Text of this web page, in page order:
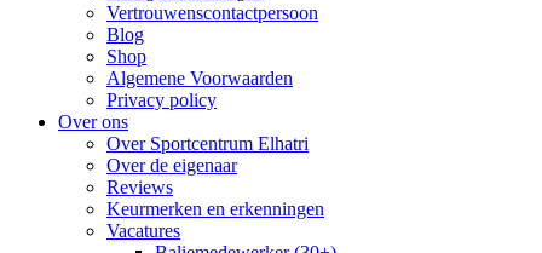
Vertrouwenscontactpersoon
Blog
Shop
Algemene Voorwaarden
Privacy policy
Over ons
Over Sportcentrum Elhatri
Over de eigenaar
Reviews
Keurmerken en erkenningen
Vacatures